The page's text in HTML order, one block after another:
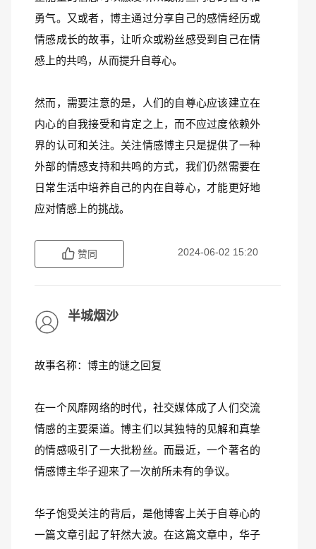
勇气。又或者，博主通过分享自己的感情经历或
情感成长的故事，让听众或粉丝感受到自己在情
感上的共鸣，从而提升自尊心。
然而，需要注意的是，人们的自尊心应该建立在
内心的自我接受和肯定之上，而不应过度依赖外
界的认可和关注。关注情感博主只是提供了一种
外部的情感支持和共鸣的方式，我们仍然需要在
日常生活中培养自己的内在自尊心，才能更好地
应对情感上的挑战。
赞同 2024-06-02 15:20
半城烟沙
故事名称：博主的谜之回复
在一个风靡网络的时代，社交媒体成了人们交流
情感的主要渠道。博主们以其独特的见解和真挚
的情感吸引了一大批粉丝。而最近，一个著名的
情感博主华子迎来了一次前所未有的争议。
华子饱受关注的背后，是他博客上关于自尊心的
一篇文章引起了轩然大波。在这篇文章中，华子